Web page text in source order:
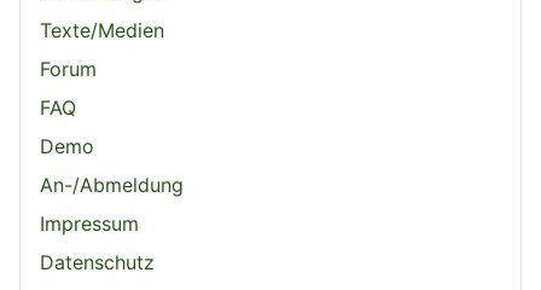
Texte/Medien
Forum
FAQ
Demo
An-/Abmeldung
Impressum
Datenschutz